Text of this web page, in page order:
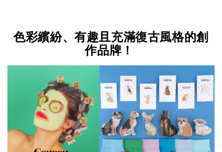
色彩繽紛、有趣且充滿復古風格的創
作品牌！